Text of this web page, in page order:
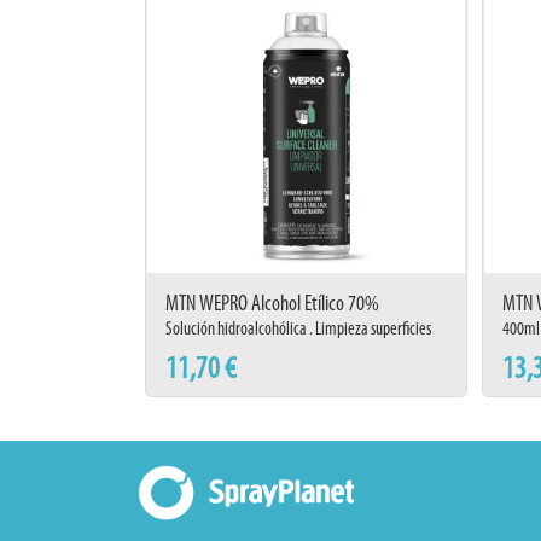
MTN WEPRO Alcohol Etílico 70%
Solución hidroalcohólica . Limpieza superficies
11,70 €
MTN
400ml